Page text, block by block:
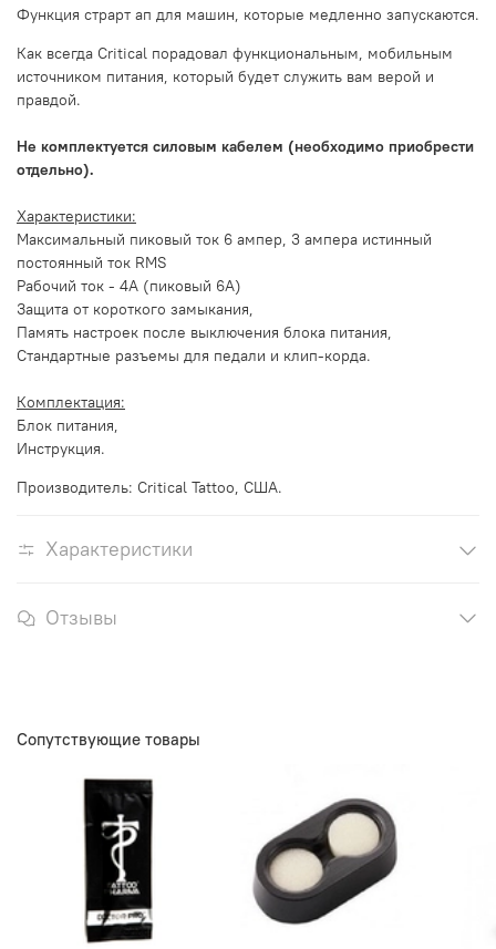
Функция страрт ап для машин, которые медленно запускаются.
Как всегда Critical порадовал функциональным, мобильным
источником питания, который будет служить вам верой и
правдой.
Не комплектуется силовым кабелем (необходимо приобрести
отдельно).
Характеристики:
Максимальный пиковый ток 6 ампер, 3 ампера истинный
постоянный ток RMS
Рабочий ток - 4А (пиковый 6А)
Защита от короткого замыкания,
Память настроек после выключения блока питания,
Стандартные разъемы для педали и клип-корда.
Комплектация:
Блок питания,
Инструкция.
Производитель: Critical Tattoo, США.
Характеристики
Отзывы
Сопутствующие товары